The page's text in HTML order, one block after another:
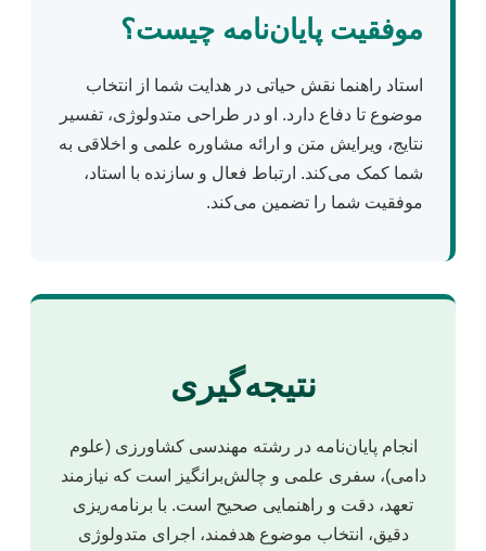
موفقیت پایان‌نامه چیست؟
استاد راهنما نقش حیاتی در هدایت شما از انتخاب
موضوع تا دفاع دارد. او در طراحی متدولوژی، تفسیر
نتایج، ویرایش متن و ارائه مشاوره علمی و اخلاقی به
شما کمک می‌کند. ارتباط فعال و سازنده با استاد،
موفقیت شما را تضمین می‌کند.
نتیجه‌گیری
انجام پایان‌نامه در رشته مهندسی کشاورزی (علوم
دامی)، سفری علمی و چالش‌برانگیز است که نیازمند
تعهد، دقت و راهنمایی صحیح است. با برنامه‌ریزی
دقیق، انتخاب موضوع هدفمند، اجرای متدولوژی